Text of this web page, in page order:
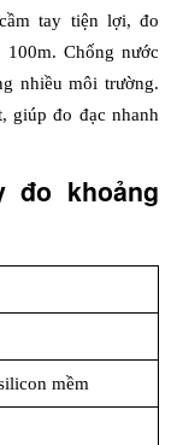
tay tiện lợi, đo
Chống nước
nhiều môi trường.
giúp đo đạc nhanh
đo khoảng
mềm